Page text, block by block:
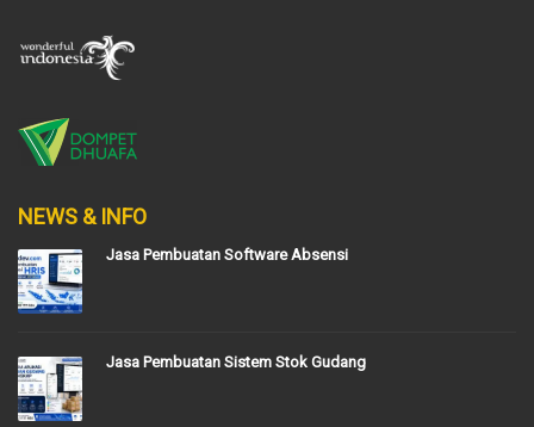
NEWS & INFO
Jasa Pembuatan Software Absensi
Jasa Pembuatan Sistem Stok Gudang